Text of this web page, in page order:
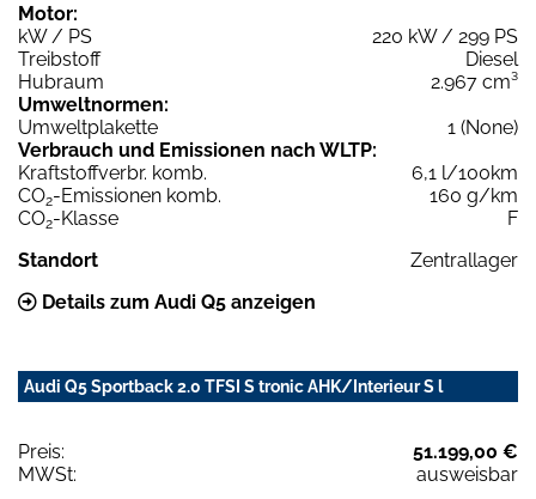
Motor:
kW / PS
220 kW / 299 PS
Treibstoff
Diesel
Hubraum
2.967 cm³
Umweltnormen:
Umweltplakette
1 (None)
Verbrauch und Emissionen nach WLTP:
Kraftstoffverbr. komb.
6,1 l/100km
CO2-Emissionen komb.
160 g/km
CO2-Klasse
F
Standort
Zentrallager
Details zum Audi Q5 anzeigen
Audi Q5 Sportback 2.0 TFSI S tronic AHK/Interieur S l
Preis:
51.199,00 €
MWSt:
ausweisbar